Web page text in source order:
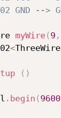
GND -->
myWire( 9 ,
<ThreeWire
( )
. begin ( 9600